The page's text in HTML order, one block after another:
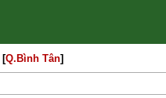
[Q.Bình Tân]